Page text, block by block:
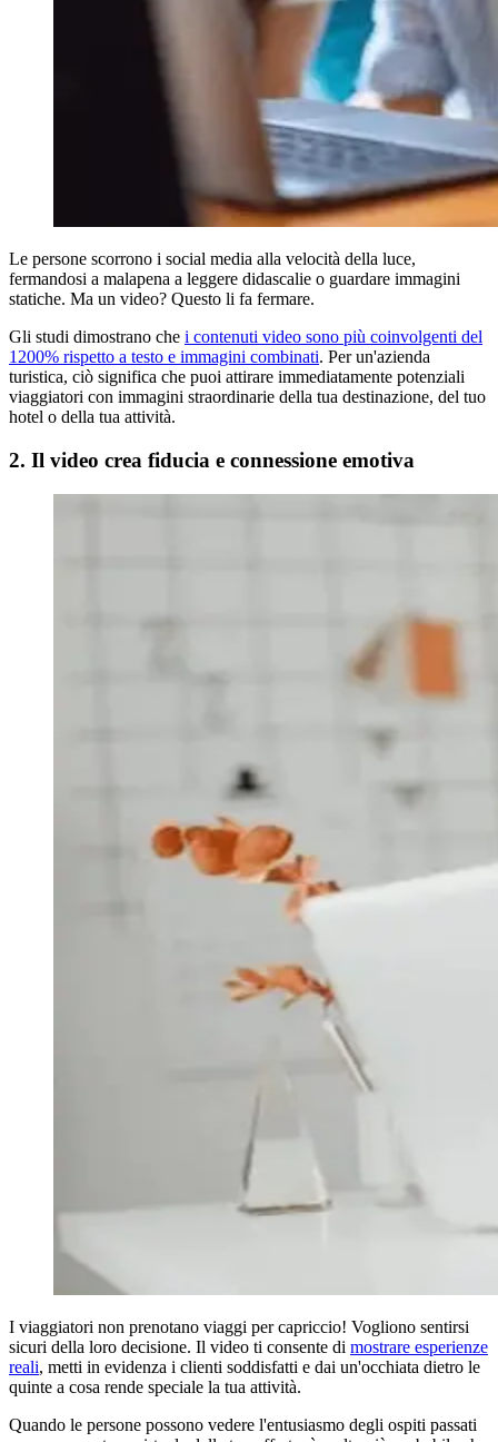
Le persone scorrono i social media alla velocità della luce,
fermandosi a malapena a leggere didascalie o guardare immagini
statiche. Ma un video? Questo li fa fermare.
Gli studi dimostrano che i contenuti video sono più coinvolgenti del
1200% rispetto a testo e immagini combinati. Per un'azienda
turistica, ciò significa che puoi attirare immediatamente potenziali
viaggiatori con immagini straordinarie della tua destinazione, del tuo
hotel o della tua attività.
2. Il video crea fiducia e connessione emotiva
I viaggiatori non prenotano viaggi per capriccio! Vogliono sentirsi
sicuri della loro decisione. Il video ti consente di mostrare esperienze
reali, metti in evidenza i clienti soddisfatti e dai un'occhiata dietro le
quinte a cosa rende speciale la tua attività.
Quando le persone possono vedere l'entusiasmo degli ospiti passati